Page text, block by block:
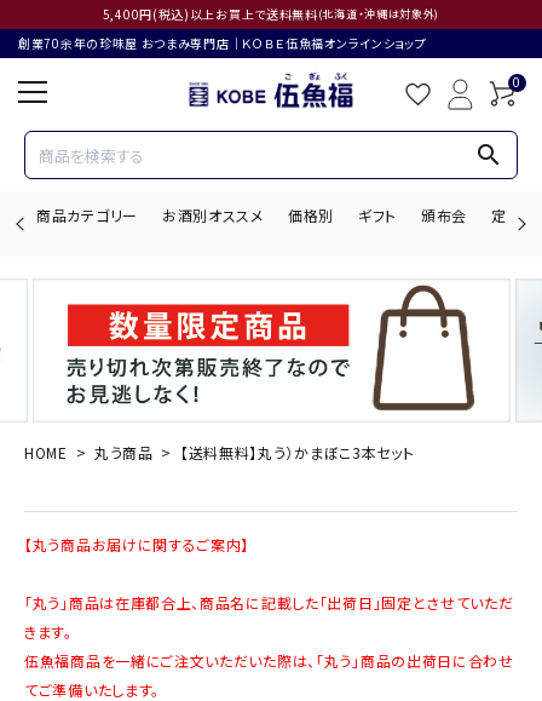
5,400円(税込)以上お買上で送料無料(北海道・沖縄は対象外)
創業70余年の珍味屋 おつまみ専門店│ＫＯＢＥ伍魚福オンラインショップ
0
search
商品カテゴリー お酒別オススメ 価格別 ギフト 頒布会 定期購
search
ACCOUNT MENU
お酒別オススメ
価格別
HOME 丸う商品 【送料無料】丸う）かまぼこ3本セット
【丸う商品お届けに関するご案内】
「丸う」商品は在庫都合上、商品名に記載した「出荷日」固定とさせていただ
きます。
伍魚福商品を一緒にご注文いただいた際は、「丸う」商品の出荷日に合わせ
てご準備いたします。